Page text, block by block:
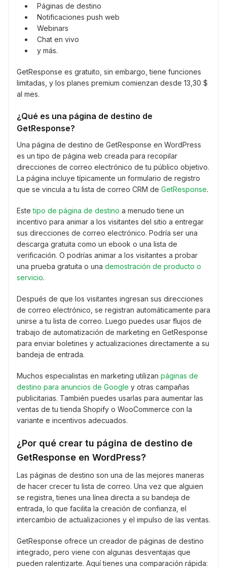
Páginas de destino
Notificaciones push web
Webinars
Chat en vivo
y más.
GetResponse es gratuito, sin embargo, tiene funciones
limitadas, y los planes premium comienzan desde 13,30 $
al mes.
¿Qué es una página de destino de
GetResponse?
Una página de destino de GetResponse en WordPress
es un tipo de página web creada para recopilar
direcciones de correo electrónico de tu público objetivo.
La página incluye típicamente un formulario de registro
que se vincula a tu lista de correo CRM de GetResponse.
Estetipo de página de destino a menudo tiene un
incentivo para animar a los visitantes del sitio a entregar
sus direcciones de correo electrónico. Podría ser una
descarga gratuita como un ebook o una lista de
verificación. O podrías animar a los visitantes a probar
una prueba gratuita o una demostración de producto o
servicio.
Después de que los visitantes ingresan sus direcciones
de correo electrónico, se registran automáticamente para
unirse a tu lista de correo. Luego puedes usar flujos de
trabajo de automatización de marketing en GetResponse
para enviar boletines y actualizaciones directamente a su
bandeja de entrada.
Muchos especialistas en marketing utilizan páginas de
destino para anuncios de Google y otras campañas
publicitarias. También puedes usarlas para aumentar las
ventas de tu tienda Shopify o WooCommerce con la
variante e incentivos adecuados.
¿Por qué crear tu página de destino de
GetResponse en WordPress?
Las páginas de destino son una de las mejores maneras
de hacer crecer tu lista de correo. Una vez que alguien
se registra, tienes una línea directa a su bandeja de
entrada, lo que facilita la creación de confianza, el
intercambio de actualizaciones y el impulso de las ventas.
GetResponse ofrece un creador de páginas de destino
integrado, pero viene con algunas desventajas que
pueden ralentizarte. Aquí tienes una comparación rápida: